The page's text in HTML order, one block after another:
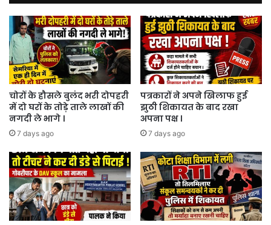
चोरों के हौसले बुलंद भरी दोपहरी
में दो घरों के तोड़े ताले लाखों की
नगदी ले भागे ।
7 days ago
पत्रकारों ने अपने खिलाफ हुई
झुठी शिकायत के बाद रखा
अपना पक्ष ।
7 days ago